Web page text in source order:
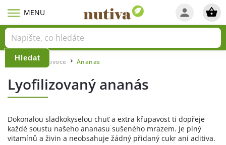
Hledat
Domů / Lyo ovoce Ananas
Lyofilizovaný ananás
Dokonalou sladkokyselou chuť a extra křupavost ti dopřeje
každé soustu našeho ananasu sušeného mrazem. Je plný
vitamínů a živin a neobsahuje žádný přidaný cukr ani aditiva.